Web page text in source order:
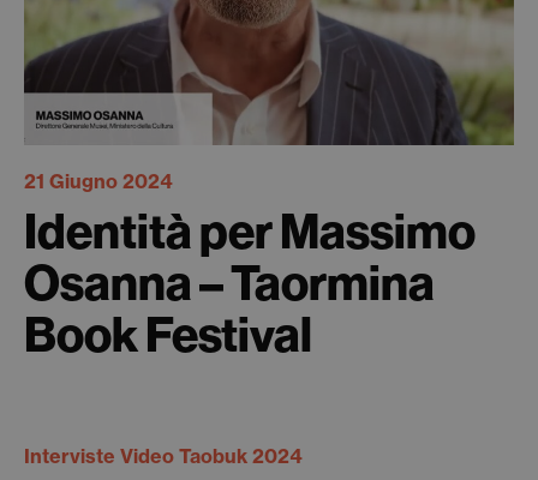
21 Giugno 2024
Identità per Massimo
Osanna – Taormina
Book Festival
Interviste Video Taobuk 2024